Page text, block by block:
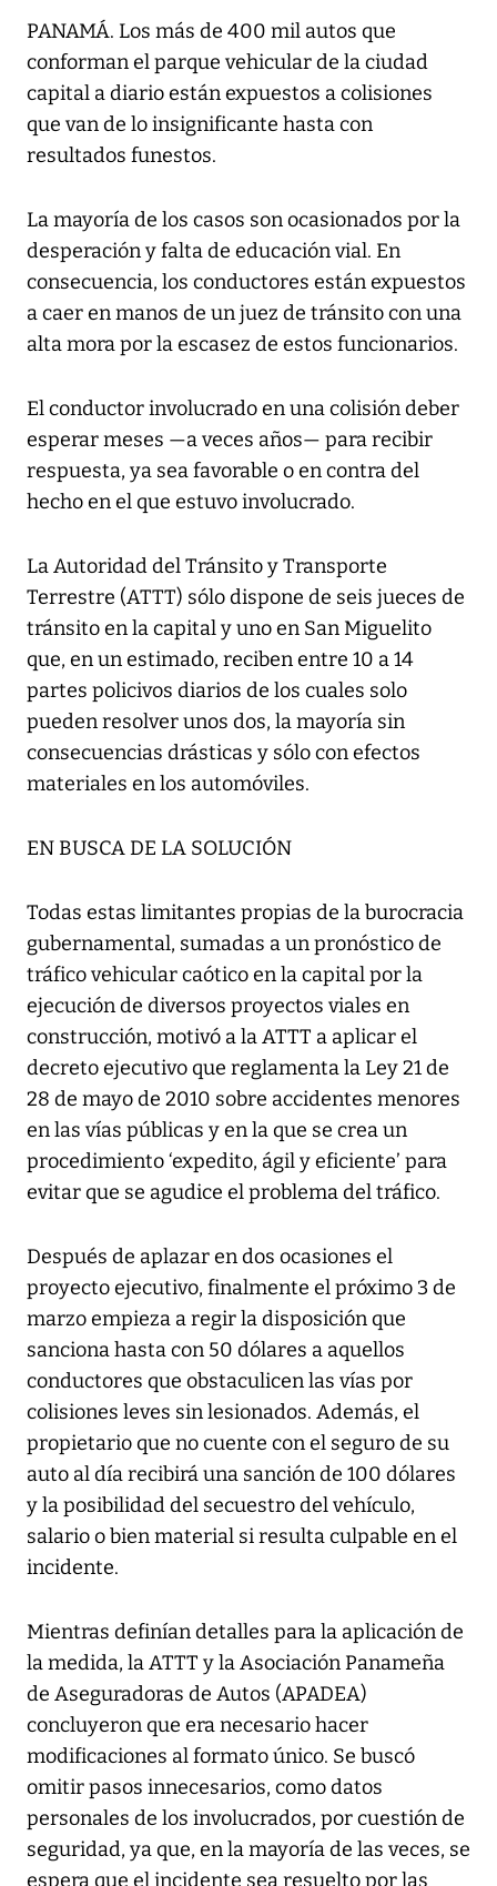
PANAMÁ. Los más de 400 mil autos que
conforman el parque vehicular de la ciudad
capital a diario están expuestos a colisiones
que van de lo insignificante hasta con
resultados funestos.
La mayoría de los casos son ocasionados por la
desperación y falta de educación vial. En
consecuencia, los conductores están expuestos
a caer en manos de un juez de tránsito con una
alta mora por la escasez de estos funcionarios.
El conductor involucrado en una colisión deber
esperar meses —a veces años— para recibir
respuesta, ya sea favorable o en contra del
hecho en el que estuvo involucrado.
La Autoridad del Tránsito y Transporte
Terrestre (ATTT) sólo dispone de seis jueces de
tránsito en la capital y uno en San Miguelito
que, en un estimado, reciben entre 10 a 14
partes policivos diarios de los cuales solo
pueden resolver unos dos, la mayoría sin
consecuencias drásticas y sólo con efectos
materiales en los automóviles.
EN BUSCA DE LA SOLUCIÓN
Todas estas limitantes propias de la burocracia
gubernamental, sumadas a un pronóstico de
tráfico vehicular caótico en la capital por la
ejecución de diversos proyectos viales en
construcción, motivó a la ATTT a aplicar el
decreto ejecutivo que reglamenta la Ley 21 de
28 de mayo de 2010 sobre accidentes menores
en las vías públicas y en la que se crea un
procedimiento ‘expedito, ágil y eficiente’ para
evitar que se agudice el problema del tráfico.
Después de aplazar en dos ocasiones el
proyecto ejecutivo, finalmente el próximo 3 de
marzo empieza a regir la disposición que
sanciona hasta con 50 dólares a aquellos
conductores que obstaculicen las vías por
colisiones leves sin lesionados. Además, el
propietario que no cuente con el seguro de su
auto al día recibirá una sanción de 100 dólares
y la posibilidad del secuestro del vehículo,
salario o bien material si resulta culpable en el
incidente.
Mientras definían detalles para la aplicación de
la medida, la ATTT y la Asociación Panameña
de Aseguradoras de Autos (APADEA)
concluyeron que era necesario hacer
modificaciones al formato único. Se buscó
omitir pasos innecesarios, como datos
personales de los involucrados, por cuestión de
seguridad, ya que, en la mayoría de las veces, se
espera que el incidente sea resuelto por las